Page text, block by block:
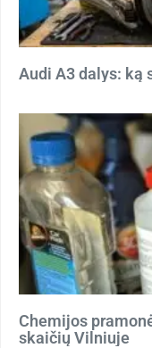
Audi A3 dalys: ką
Chemijos
skaičių Vilniuje